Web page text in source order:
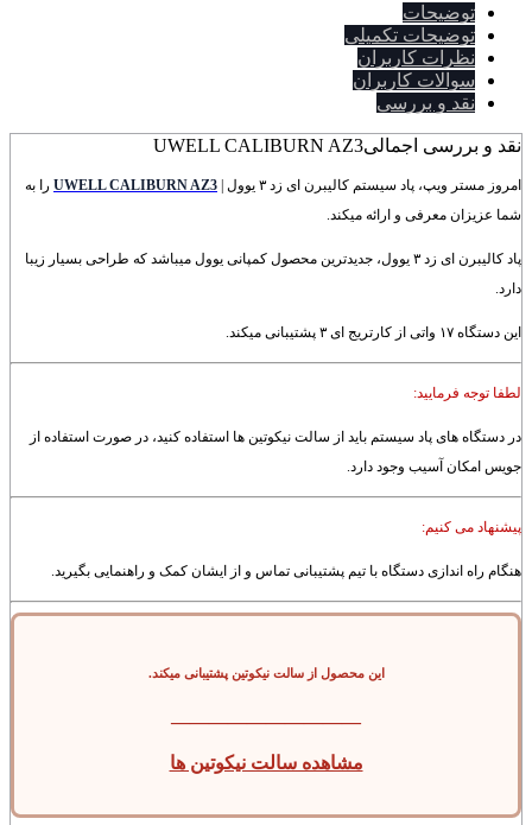
توضیحات
توضیحات تکمیلی
نظرات کاربران
سوالات کاربران
نقد و بررسی
نقد و بررسی اجمالیUWELL CALIBURN AZ3
امروز مستر ویپ، پاد سیستم کالیبرن ای زد ۳ یوول | UWELL CALIBURN AZ3 را به
شما عزیزان معرفی و ارائه میکند.
پاد کالیبرن ای زد ۳ یوول، جدیدترین محصول کمپانی یوول میباشد که طراحی بسیار زیبا
دارد.
این دستگاه ۱۷ واتی از کارتریج ای ۳ پشتیبانی میکند.
لطفا توجه فرمایید:
در دستگاه های پاد سیستم باید از سالت نیکوتین ها استفاده کنید، در صورت استفاده از
جویس امکان آسیب وجود دارد.
پیشنهاد می کنیم:
هنگام راه اندازی دستگاه با تیم پشتیبانی تماس و از ایشان کمک و راهنمایی بگیرید.
این محصول از سالت نیکوتین پشتیبانی میکند.
——————————
مشاهده سالت نیکوتین ها